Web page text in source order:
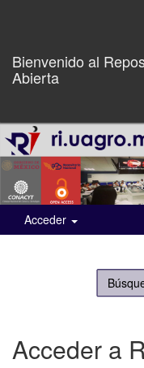
Bienvenido al
Abierta
Acceder
Acceder a